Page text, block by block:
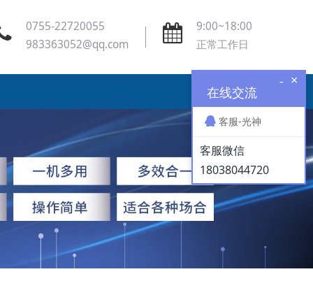
0755-22720055
983363052@qq.com
9:00~18:00
正常工作日
×
-
在线交流
客服-光神
客服微信
18038044720